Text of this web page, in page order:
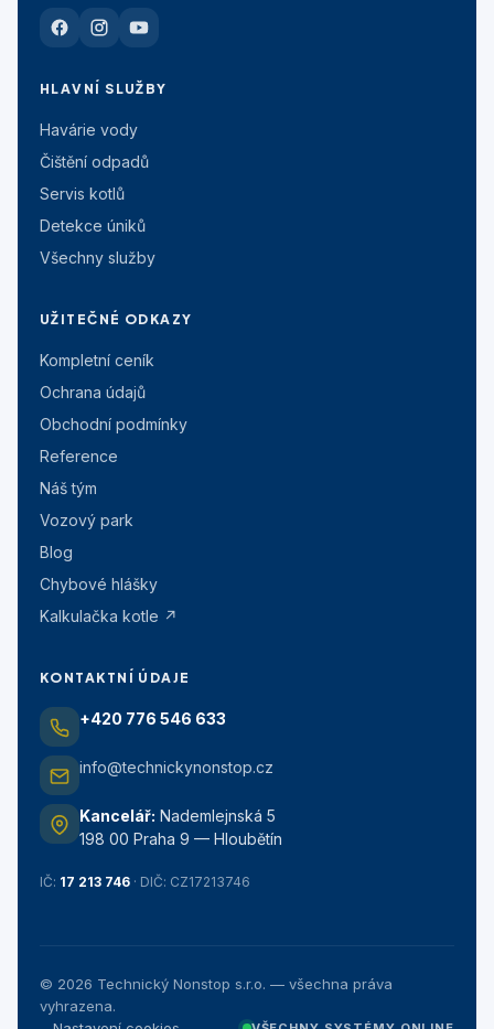
HLAVNÍ SLUŽBY
Havárie vody
Čištění odpadů
Servis kotlů
Detekce úniků
Všechny služby
UŽITEČNÉ ODKAZY
Kompletní ceník
Ochrana údajů
Obchodní podmínky
Reference
Náš tým
Vozový park
Blog
Chybové hlášky
Kalkulačka kotle ↗
KONTAKTNÍ ÚDAJE
+420 776 546 633
info@technickynonstop.cz
Kancelář: Nademlejnská 5
198 00 Praha 9 — Hloubětín
IČ: 17 213 746 · DIČ: CZ17213746
© 2026 Technický Nonstop s.r.o. — všechna práva
vyhrazena.